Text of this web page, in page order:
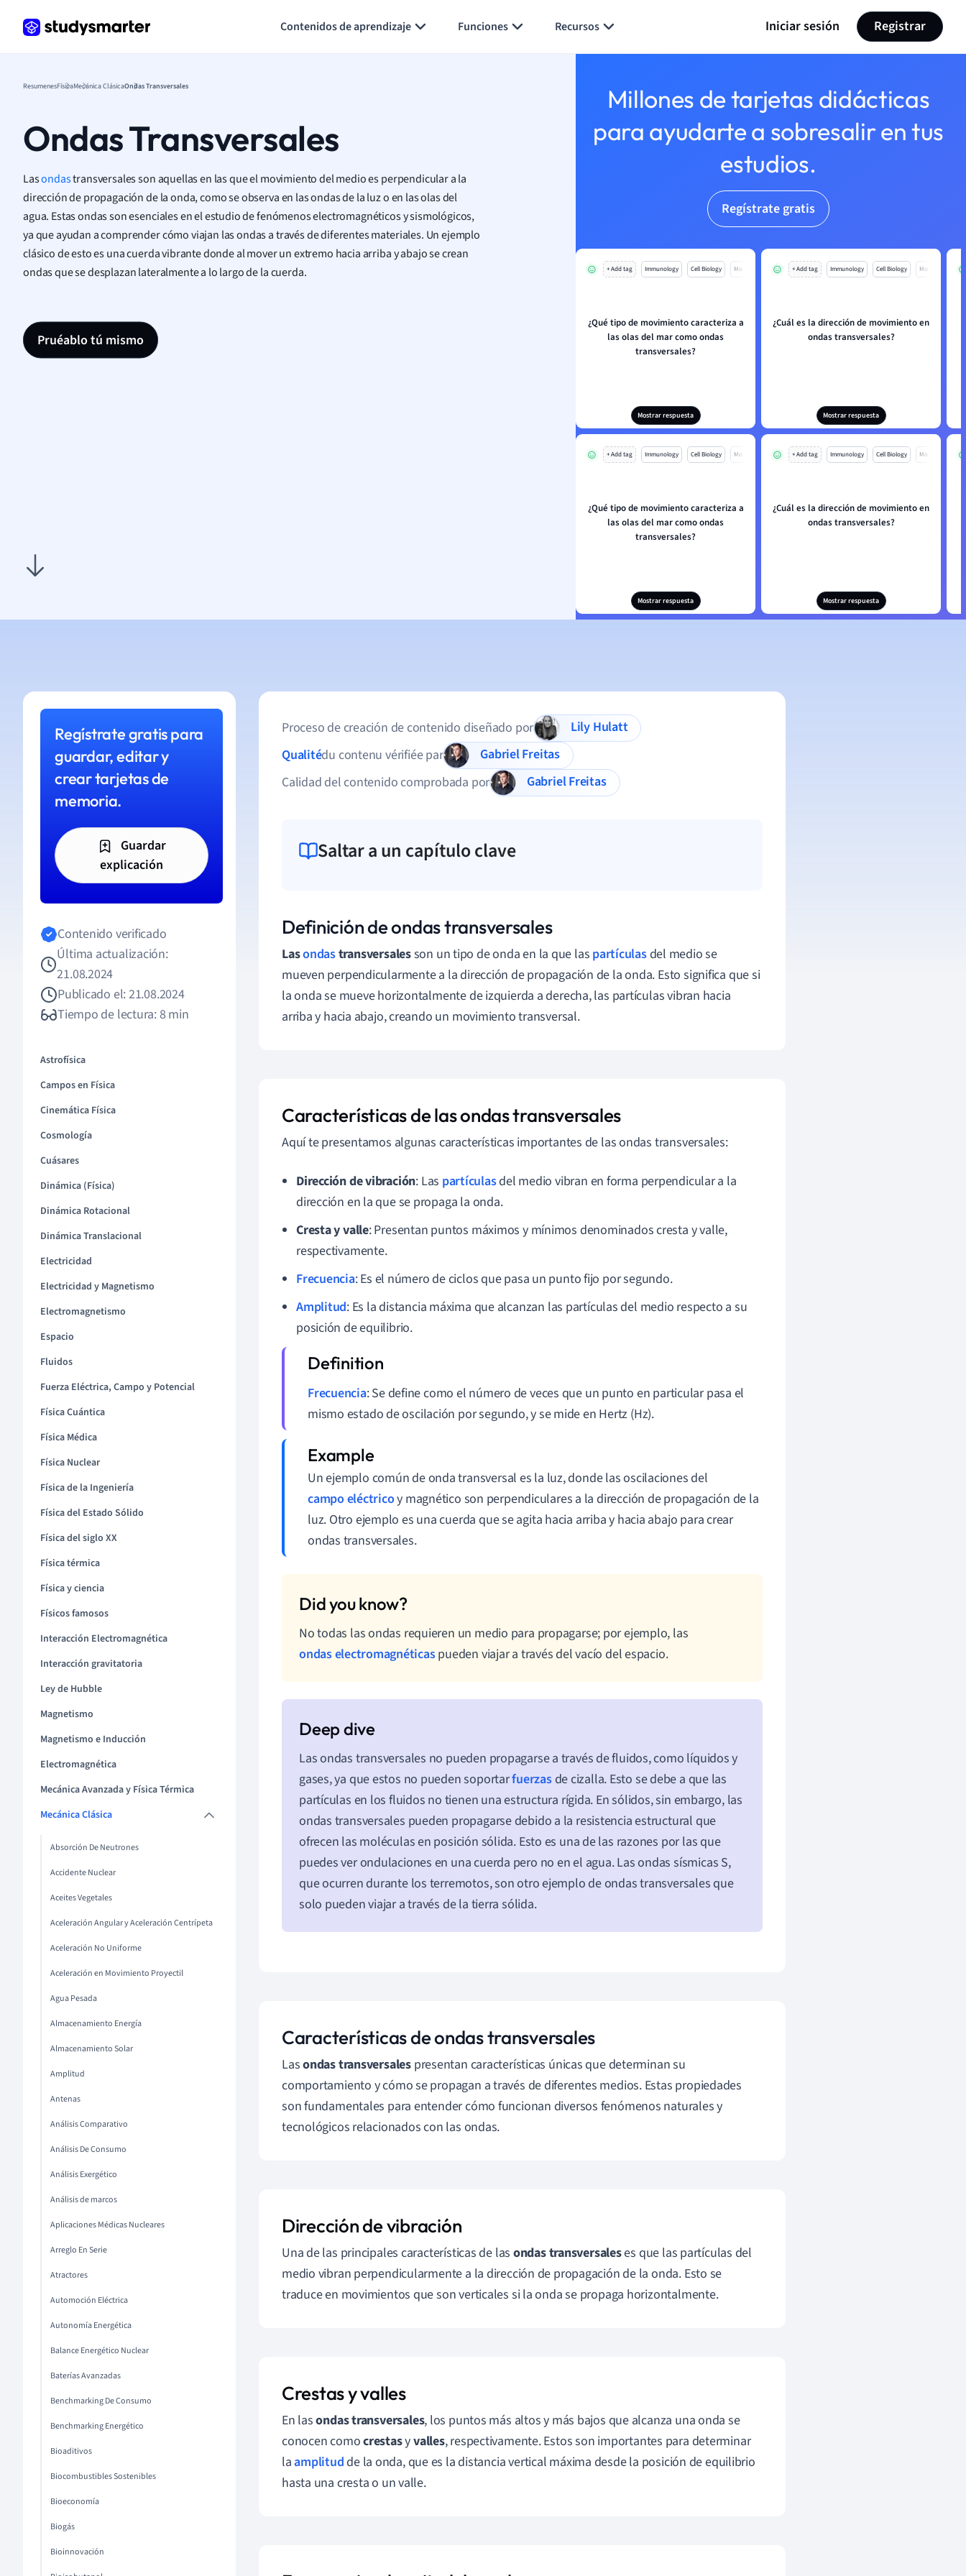
Contenidos de aprendizaje Funciones Recursos Iniciar sesión Registrar
ResumenesFísicaMecánica ClásicaOndas Transversales
Ondas Transversales
Lasondastransversales son aquellas en las que el movimiento del medio es perpendicular a la
dirección de propagación de la onda, como se observa en las ondas de la luz o en las olas del
agua. Estas ondas son esenciales en el estudio de fenómenos electromagnéticos y sismológicos,
ya que ayudan a comprender cómo viajan las ondas a través de diferentes materiales. Un ejemplo
clásico de esto es una cuerda vibrante donde al mover un extremo hacia arriba y abajo se crean
ondas que se desplazan lateralmente a lo largo de la cuerda.
Pruéablo tú mismo
Millones de tarjetas didácticas
para ayudarte a sobresalir en tus
estudios.
Regístrate gratis
+ Add tag Immunology Cell Biology Mo
¿Qué tipo de movimiento caracteriza a
las olas del mar como ondas
transversales?
Mostrar respuesta
+ Add tag Immunology Cell Biology Mo
¿Cuál es la dirección de movimiento en
ondas transversales?
Mostrar respuesta
+ Add tag Immunology Cell Biology Mo
¿Qué tipo de movimiento caracteriza a
las olas del mar como ondas
transversales?
Mostrar respuesta
+ Add tag Immunology Cell Biology Mo
¿Cuál es la dirección de movimiento en
ondas transversales?
Mostrar respuesta
Regístrate gratis para
guardar, editar y
crear tarjetas de
memoria.
Guardar
explicación
Contenido verificado
Última actualización:
21.08.2024
Publicado el: 21.08.2024
Tiempo de lectura: 8 min
Astrofísica
Campos en Física
Cinemática Física
Cosmología
Cuásares
Dinámica (Física)
Dinámica Rotacional
Dinámica Translacional
Electricidad
Electricidad y Magnetismo
Electromagnetismo
Espacio
Fluidos
Fuerza Eléctrica, Campo y Potencial
Física Cuántica
Física Médica
Física Nuclear
Física de la Ingeniería
Física del Estado Sólido
Física del siglo XX
Física térmica
Física y ciencia
Físicos famosos
Interacción Electromagnética
Interacción gravitatoria
Ley de Hubble
Magnetismo
Magnetismo e Inducción
Electromagnética
Mecánica Avanzada y Física Térmica
Mecánica Clásica
Absorción De Neutrones
Accidente Nuclear
Aceites Vegetales
Aceleración Angular y Aceleración Centrípeta
Aceleración No Uniforme
Aceleración en Movimiento Proyectil
Agua Pesada
Almacenamiento Energía
Almacenamiento Solar
Amplitud
Antenas
Análisis Comparativo
Análisis De Consumo
Análisis Exergético
Análisis de marcos
Aplicaciones Médicas Nucleares
Arreglo En Serie
Atractores
Automoción Eléctrica
Autonomía Energética
Balance Energético Nuclear
Baterías Avanzadas
Benchmarking De Consumo
Benchmarking Energético
Bioaditivos
Biocombustibles Sostenibles
Bioeconomía
Biogás
Bioinnovación
Proceso de creación de contenido diseñado por
Lily Hulatt
Qualitédu contenu vérifiée par
Gabriel Freitas
Calidad del contenido comprobada por
Gabriel Freitas
Saltar a un capítulo clave
Definición de ondas transversales
Lasondastransversalesson un tipo de onda en la que las partículasdel medio se
mueven perpendicularmente a la dirección de propagación de la onda. Esto significa que si
la onda se mueve horizontalmente de izquierda a derecha, las partículas vibran hacia
arriba y hacia abajo, creando un movimiento transversal.
Características de las ondas transversales
Aquí te presentamos algunas características importantes de las ondas transversales:
Dirección de vibración: Las partículasdel medio vibran en forma perpendicular a la
dirección en la que se propaga la onda.
Cresta y valle: Presentan puntos máximos y mínimos denominados cresta y valle,
respectivamente.
Frecuencia: Es el número de ciclos que pasa un punto fijo por segundo.
Amplitud: Es la distancia máxima que alcanzan las partículas del medio respecto a su
posición de equilibrio.
Frecuencia: Se define como el número de veces que un punto en particular pasa el
mismo estado de oscilación por segundo, y se mide en Hertz (Hz).
Un ejemplo común de onda transversal es la luz, donde las oscilaciones del
campo eléctricoy magnético son perpendiculares a la dirección de propagación de la
luz. Otro ejemplo es una cuerda que se agita hacia arriba y hacia abajo para crear
ondas transversales.
No todas las ondas requieren un medio para propagarse; por ejemplo, las
ondas electromagnéticaspueden viajar a través del vacío del espacio.
Las ondas transversales no pueden propagarse a través de fluidos, como líquidos y
gases, ya que estos no pueden soportarfuerzasde cizalla. Esto se debe a que las
partículas en los fluidos no tienen una estructura rígida. En sólidos, sin embargo, las
ondas transversales pueden propagarse debido a la resistencia estructural que
ofrecen las moléculas en posición sólida. Esto es una de las razones por las que
puedes ver ondulaciones en una cuerda pero no en el agua. Las ondas sísmicas S,
que ocurren durante los terremotos, son otro ejemplo de ondas transversales que
solo pueden viajar a través de la tierra sólida.
Características de ondas transversales
Lasondas transversalespresentan características únicas que determinan su
comportamiento y cómo se propagan a través de diferentes medios. Estas propiedades
son fundamentales para entender cómo funcionan diversos fenómenos naturales y
tecnológicos relacionados con las ondas.
Dirección de vibración
Una de las principales características de las ondas transversaleses que las partículas del
medio vibran perpendicularmente a la dirección de propagación de la onda. Esto se
traduce en movimientos que son verticales si la onda se propaga horizontalmente.
Crestas y valles
En lasondas transversales, los puntos más altos y más bajos que alcanza una onda se
conocen comocrestasyvalles, respectivamente. Estos son importantes para determinar
laamplitudde la onda, que es la distancia vertical máxima desde la posición de equilibrio
hasta una cresta o un valle.